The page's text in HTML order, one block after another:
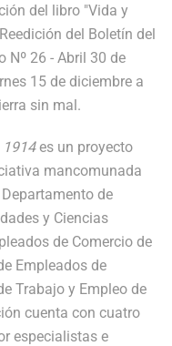
del libro "Vida y
del Boletín del
Nº 26 - Abril 30 de
15 de diciembre a
sin mal.
1914es un proyecto
mancomunada
de
y Ciencias
de Comercio de
Empleados de
Trabajo y Empleo de
cuenta con cuatro
especialistas e